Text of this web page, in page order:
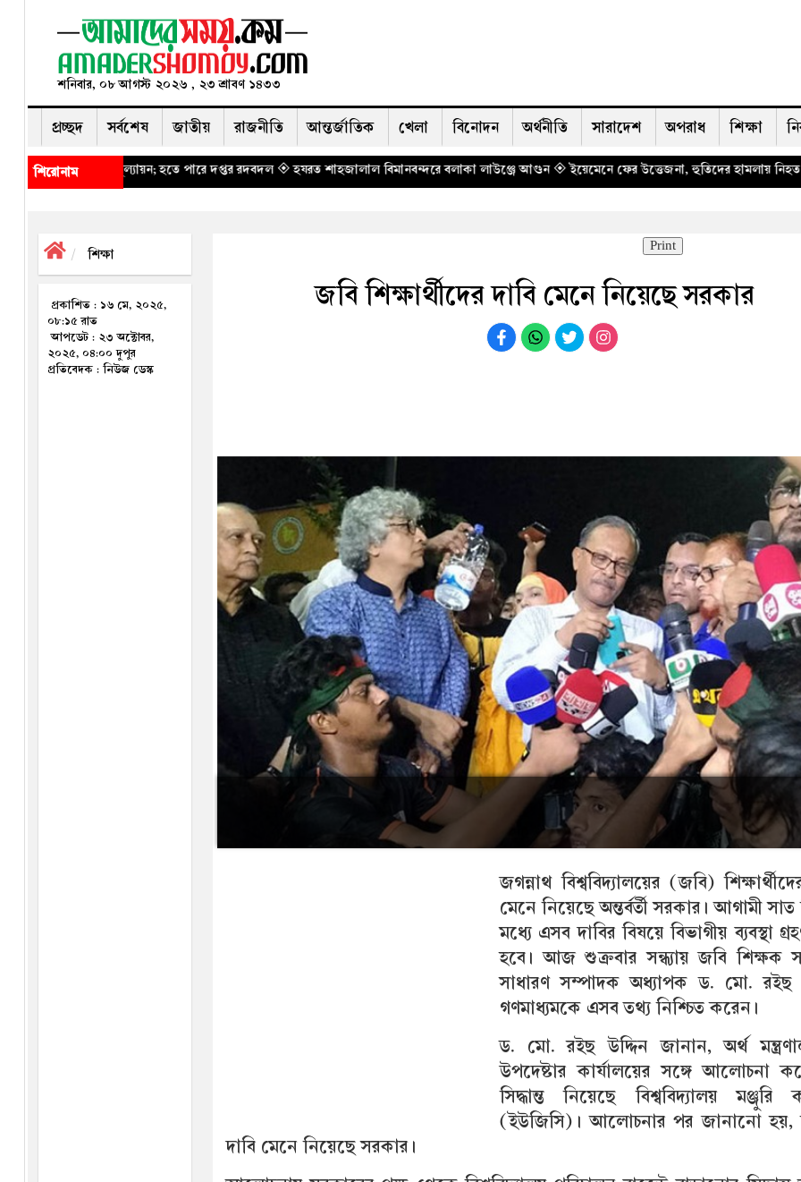
শনিবার, ০৮ আগস্ট ২০২৬ , ২৩ শ্রাবণ ১৪৩৩
প্রচ্ছদ সর্বশেষ জাতীয় রাজনীতি আন্তর্জাতিক খেলা বিনোদন অর্থনীতি সারাদেশ অপরাধ শিক্ষা
শিরোনাম
মূল্যায়ন; হতে পারে দপ্তর রদবদল◈ হযরত শাহজালাল বিমানবন্দরে বলাকা লাউঞ্জে আগুন◈ ইয়েমেনে ফের উত্তেজনা, হুতিদের হামলায় নিহত ৫৮ সেনা◈ বোমা
শিক্ষা
প্রকাশিত : ১৬ মে, ২০২৫,
০৮:১৫ রাত
আপডেট : ২৩ অক্টোবর,
২০২৫, ০৪:০০ দুপুর
প্রতিবেদক : নিউজ ডেস্ক
Print
জবি শিক্ষার্থীদের দাবি মেনে নিয়েছে সরকার
জগন্নাথ বিশ্ববিদ্যালয়ের (জবি)
মেনে নিয়েছে অন্তর্বর্তী সরকার। আগামী
মধ্যে এসব দাবির বিষয়ে বিভাগীয় ব্যবস্থা
হবে। আজ শুক্রবার সন্ধ্যায় জবি শিক্ষক
সাধারণ সম্পাদক অধ্যাপক ড. মো. রইছ
গণমাধ্যমকে এসব তথ্য নিশ্চিত করেন।
ড. মো. রইছ উদ্দিন জানান, অর্থ
উপদেষ্টার কার্যালয়ের সঙ্গে আলোচনা
সিদ্ধান্ত নিয়েছে বিশ্ববিদ্যালয় মঞ্জুরি
(ইউজিসি)। আলোচনার পর জানানো হয়,
দাবি মেনে নিয়েছে সরকার।